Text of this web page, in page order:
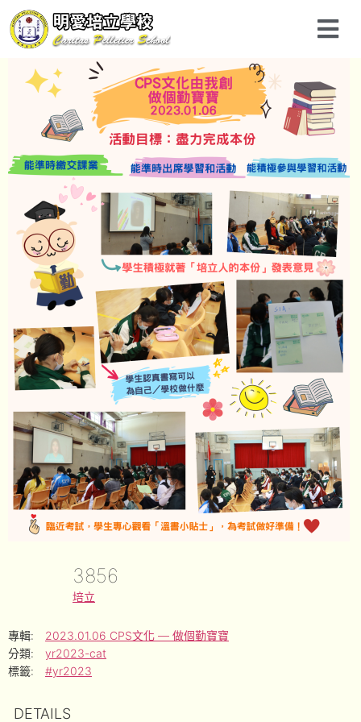
3856
培立
專輯:
2023.01.06 CPS文化 — 做個勤寶寶
分類:
yr2023-cat
標籤:
#yr2023
DETAILS